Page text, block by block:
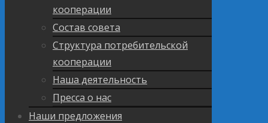
кооперации
Состав совета
Структура потребительской
кооперации
Наша деятельность
Пресса о нас
Наши предложения